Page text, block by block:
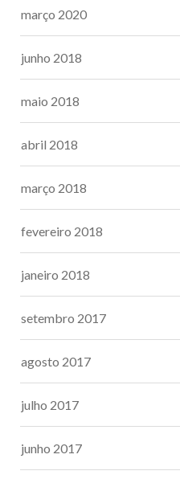
março 2020
junho 2018
maio 2018
abril 2018
março 2018
fevereiro 2018
janeiro 2018
setembro 2017
agosto 2017
julho 2017
junho 2017